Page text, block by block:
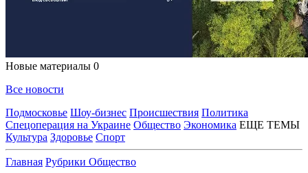
Новые материалы 0
Все новости
Подмосковье Шоу-бизнес Происшествия Политика
Спецоперация на Украине Общество Экономика ЕЩЕ ТЕМЫ
Культура Здоровье Спорт
Главная Рубрики Общество